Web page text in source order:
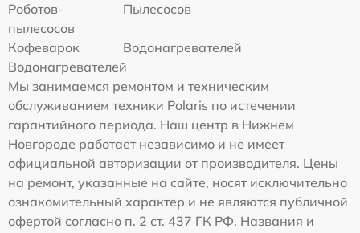
Роботов-
пылесосов
Пылесосов
Кофеварок
Водонагревателей
Водонагревателей
Мы занимаемся ремонтом и техническим
обслуживанием техники Polaris по истечении
гарантийного периода. Наш центр в Нижнем
Новгороде работает независимо и не имеет
официальной авторизации от производителя. Цены
на ремонт, указанные на сайте, носят исключительно
ознакомительный характер и не являются публичной
офертой согласно п. 2 ст. 437 ГК РФ. Названия и